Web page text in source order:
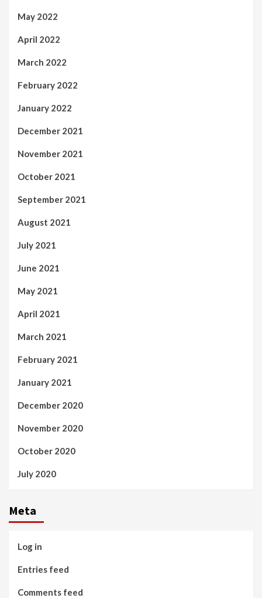
May 2022
April 2022
March 2022
February 2022
January 2022
December 2021
November 2021
October 2021
September 2021
August 2021
July 2021
June 2021
May 2021
April 2021
March 2021
February 2021
January 2021
December 2020
November 2020
October 2020
July 2020
Meta
Log in
Entries feed
Comments feed